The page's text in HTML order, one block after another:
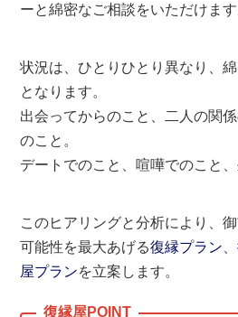
ーと綿密なご相談をいただけます
状況は、ひとりひとり異なり、
となります。
出会ってからのこと、二人の関
のこと。
デートでのこと、喧嘩でのこと
このヒアリングと分析により、
可能性を最大あげる復縁プラン 、
屋プランを立案します。